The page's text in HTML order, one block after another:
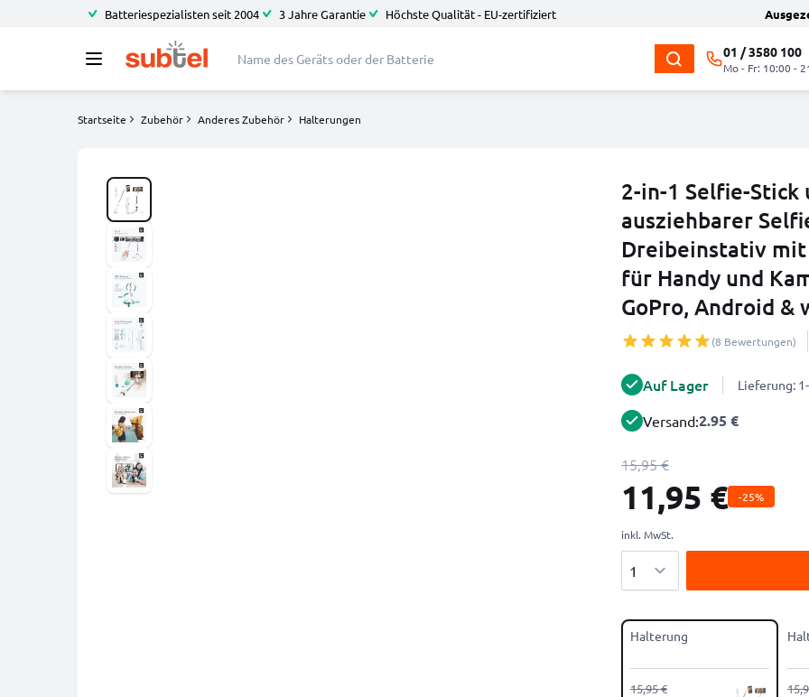
Batteriespezialisten seit 2004 3 Jahre Garantie Höchste Qualität - EU-zertifiziert
01 / 3580 100
Mo - Fr: 10:00 -
Startseite Zubehör Anderes Zubehör Halterungen
2-in-1 Selfie-Stick
ausziehbarer
Dreibeinstativ
für Handy und
GoPro, Android &
(8 Bewertungen)
Auf Lager Lieferung:
Versand:2.95 €
15,95 €
11,95 € -25%
inkl. MwSt.
Halterung
15,95 €